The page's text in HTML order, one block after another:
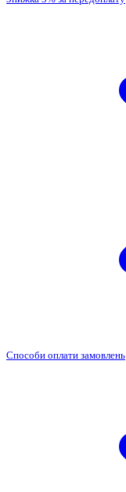
Способи оплати замовлень